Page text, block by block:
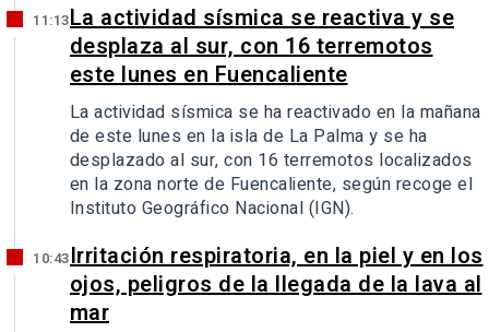
11:13La actividad sísmica se reactiva y se
desplaza al sur, con 16 terremotos
este lunes en Fuencaliente
La actividad sísmica se ha reactivado en la mañana
de este lunes en la isla de La Palma y se ha
desplazado al sur, con 16 terremotos localizados
en la zona norte de Fuencaliente, según recoge el
Instituto Geográfico Nacional (IGN).
10:43Irritación respiratoria, en la piel y en los
ojos, peligros de la llegada de la lava al
mar